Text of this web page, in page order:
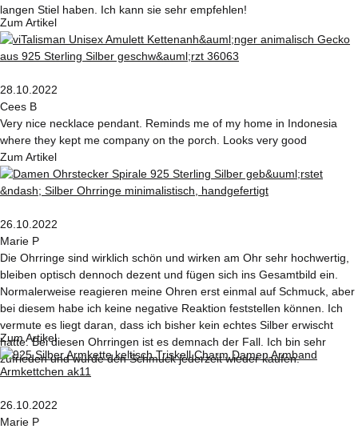
langen Stiel haben. Ich kann sie sehr empfehlen!
Zum Artikel
28.10.2022
Cees B
Very nice necklace pendant. Reminds me of my home in Indonesia
where they kept me company on the porch. Looks very good
Zum Artikel
26.10.2022
Marie P
Die Ohrringe sind wirklich schön und wirken am Ohr sehr hochwertig,
bleiben optisch dennoch dezent und fügen sich ins Gesamtbild ein.
Normalerweise reagieren meine Ohren erst einmal auf Schmuck, aber
bei diesem habe ich keine negative Reaktion feststellen können. Ich
vermute es liegt daran, dass ich bisher kein echtes Silber erwischt
hatte. Bei diesen Ohrringen ist es demnach der Fall. Ich bin sehr
zufrieden und würde den Schmuck jederzeit wieder kaufen.
Zum Artikel
26.10.2022
Marie P